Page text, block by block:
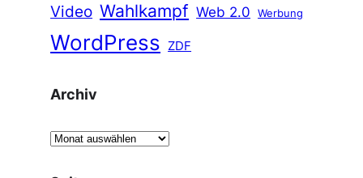
Video Wahlkampf Web 2.0 Werbung
WordPress ZDF
Archiv
A
c